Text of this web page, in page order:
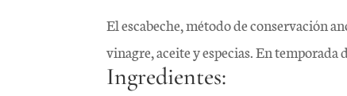
El escabeche, método de conservación
vinagre, aceite y especias. En
Ingredientes: